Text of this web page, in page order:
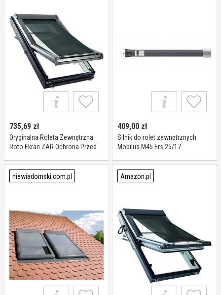
735,69 zł
Oryginalna Roleta Zewnętrzna
Roto Ekran ZAR Ochrona Przed
Otwartym Oknem Regulowana
Długość Do Okien Roto serii
Designo R4/R7 o Wymiarach
409,00 zł
Silnik do rolet zewnętrznych
Mobilus M45 Ers 25/17
niewiadomski.com.pl Amazon.pl